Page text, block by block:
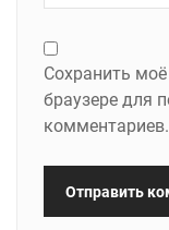
Сохранить
браузере для
комментариев.